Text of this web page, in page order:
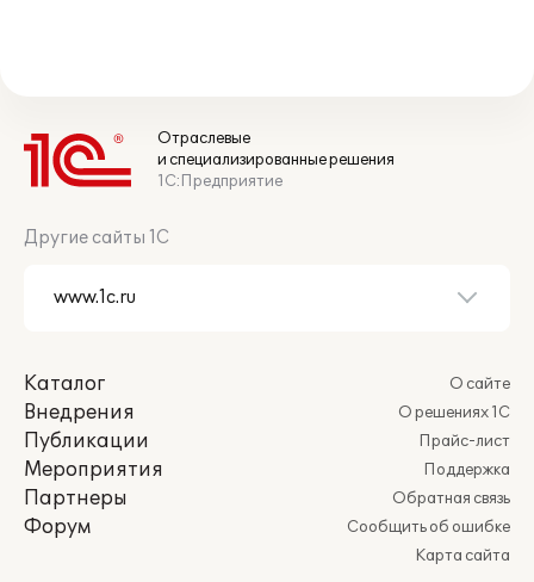
Отраслевые
и специализированные решения
1С:Предприятие
Другие сайты 1С
Каталог
Внедрения
Публикации
Мероприятия
Партнеры
Форум
О сайте
О решениях 1С
Прайс-лист
Поддержка
Обратная связь
Сообщить об ошибке
Карта сайта